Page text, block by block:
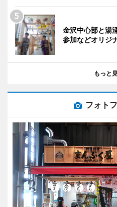
金沢中心部と湯
参加などオリジ
もっと
フォト